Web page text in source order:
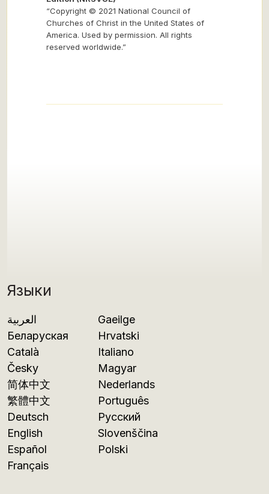
Языки
العربية
Беларуская
Català
Česky
简体中文
繁體中文
Deutsch
English
Español
Français
Gaeilge
Hrvatski
Italiano
Magyar
Nederlands
Português
Русский
Slovenščina
Polski
“Copyright © 2021 National Council of
Churches of Christ in the United States of
America. Used by permission. All rights
reserved worldwide.”